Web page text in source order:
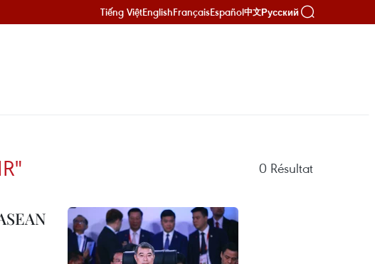
Tiếng ViệtEnglishFrançaisEspañol中文Русский
0 Résultat